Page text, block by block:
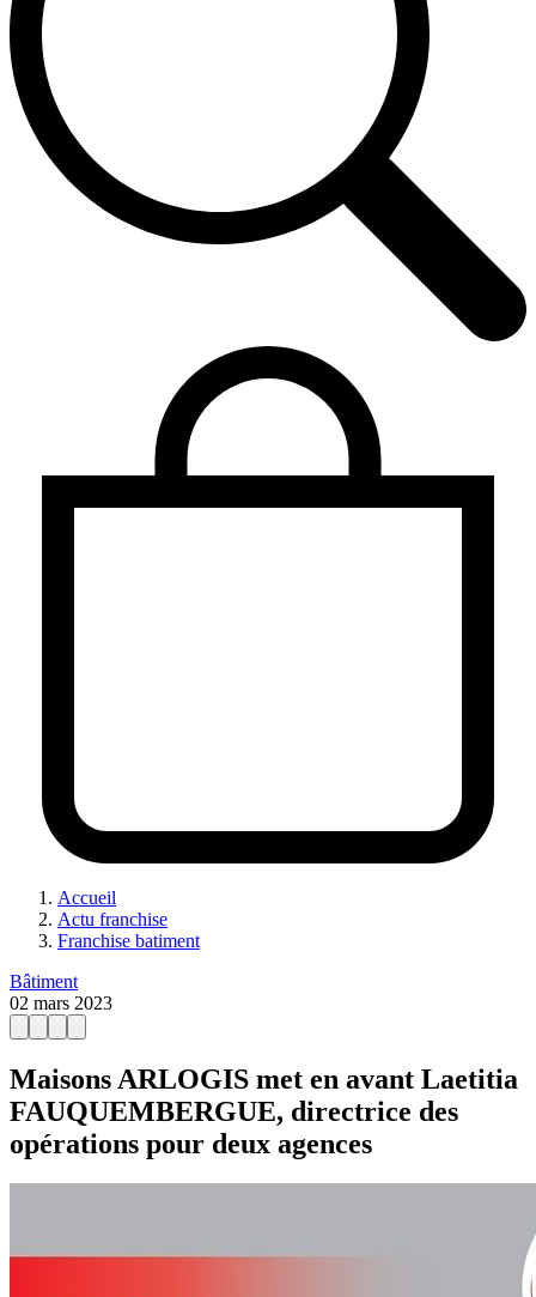
Accueil
Actu franchise
Franchise batiment
Bâtiment
02 mars 2023
Maisons ARLOGIS met en avant Laetitia
FAUQUEMBERGUE, directrice des
opérations pour deux agences